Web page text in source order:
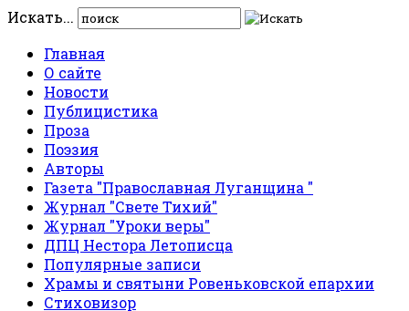
Искать...
Главная
О сайте
Новости
Публицистика
Проза
Поэзия
Авторы
Газета "Православная Луганщина "
Журнал "Свете Тихий"
Журнал "Уроки веры"
ДПЦ Нестора Летописца
Популярные записи
Храмы и святыни Ровеньковской епархии
Стиховизор